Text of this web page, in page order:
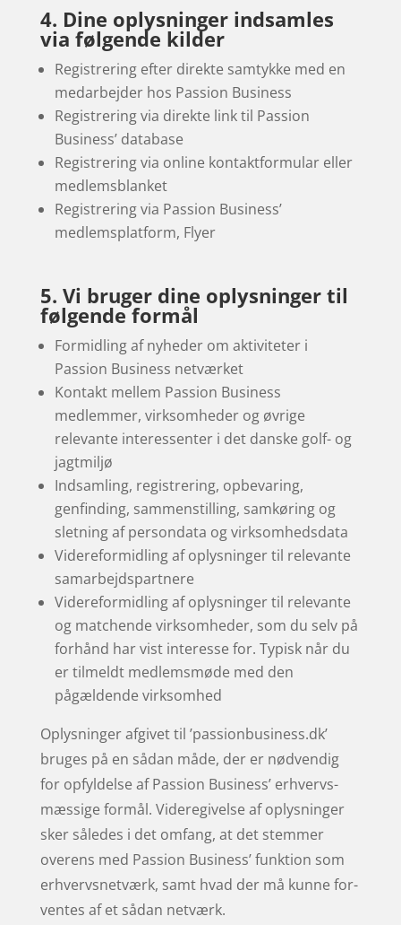
4. Dine oplysninger indsamles
via følgende kilder
Registrering efter direkte samtykke med en
medarbejder hos Passion Business
Registrering via direkte link til Passion
Business’ database
Registrering via online kontaktformular eller
medlemsblanket
Registrering via Passion Business’
medlemsplatform, Flyer
5. Vi bruger dine oplysninger til
følgende formål
Formidling af nyheder om aktiviteter i
Passion Business netværket
Kontakt mellem Passion Business
medlemmer, virksomheder og øvrige
relevante interessenter i det danske golf- og
jagtmiljø
Indsamling, registrering, opbevaring,
genfinding, sammenstilling, samkøring og
sletning af persondata og virksomhedsdata
Videreformidling af oplysninger til relevante
samarbejdspartnere
Videreformidling af oplysninger til relevante
og matchende virksomheder, som du selv på
forhånd har vist interesse for. Typisk når du
er tilmeldt medlemsmøde med den
pågældende virksomhed
Oplysninger afgivet til ’passionbusiness.dk’
bruges på en sådan måde, der er nød­vendig
for opfyldelse af Passion Business’ erhvervs­
mæs­sige for­mål. Videre­givelse af oplysninger
sker således i det omfang, at det stem­mer
overens med Passion Business’ funk­tion som
erhvervsnetværk, samt hvad der må kunne for­
ventes af et sådan netværk.